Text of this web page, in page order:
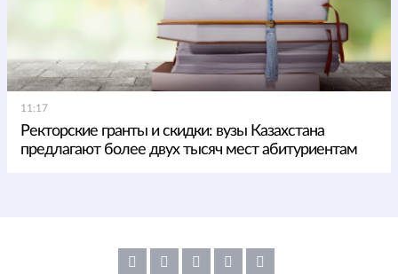
11:17
Ректорские гранты и скидки: вузы Казахстана
предлагают более двух тысяч мест абитуриентам